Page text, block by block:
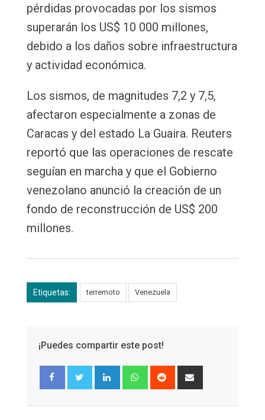
pérdidas provocadas por los sismos
superarán los US$ 10 000 millones,
debido a los daños sobre infraestructura
y actividad económica.
Los sismos, de magnitudes 7,2 y 7,5,
afectaron especialmente a zonas de
Caracas y del estado La Guaira. Reuters
reportó que las operaciones de rescate
seguían en marcha y que el Gobierno
venezolano anunció la creación de un
fondo de reconstrucción de US$ 200
millones.
Etiquetas: terremoto Venezuela
¡Puedes compartir este post!
LinkedInWhatsapp
Reddit
via